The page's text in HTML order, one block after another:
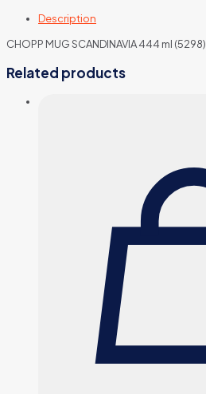
Description
CHOPP MUG SCANDINAVIA 444 ml (5298)
Related products